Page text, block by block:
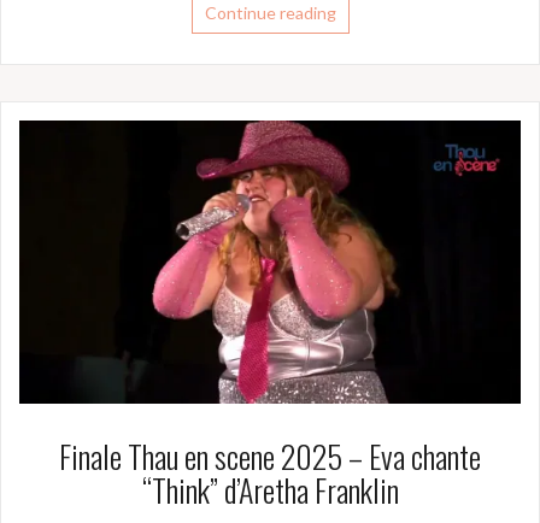
Continue reading
Finale Thau en scene 2025 – Eva chante
“Think” d’Aretha Franklin